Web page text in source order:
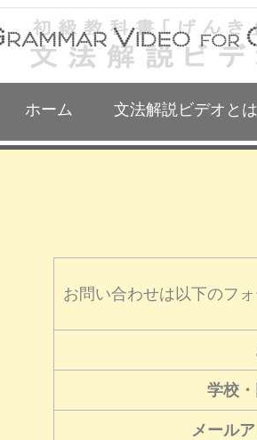
ホーム 文法解説ビデオとは
お問い合わせは以下のフォ
学校
メール